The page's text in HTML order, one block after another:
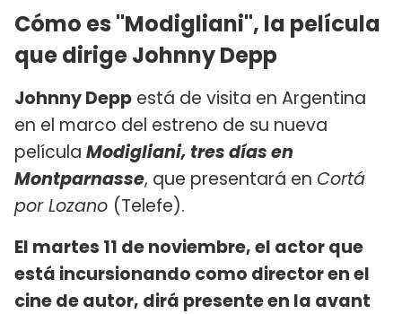
Cómo es "Modigliani", la película
que dirige Johnny Depp
Johnny Depp está de visita en Argentina
en el marco del estreno de su nueva
película Modigliani, tres días en
Montparnasse, que presentará en Cortá
por Lozano (Telefe).
El martes 11 de noviembre, el actor que
está incursionando como director en el
cine de autor, dirá presente en la avant